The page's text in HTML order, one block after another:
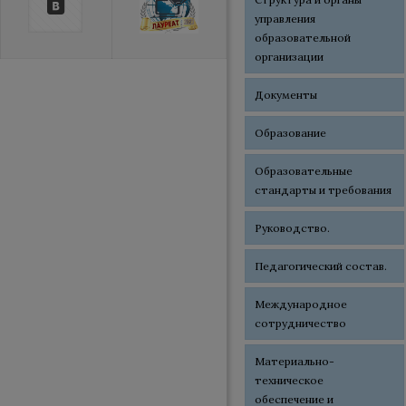
управления
образовательной
организации
Документы
Образование
Образовательные
стандарты и требования
Руководство.
Педагогический состав.
Международное
сотрудничество
Материально-
техническое
обеспечение и